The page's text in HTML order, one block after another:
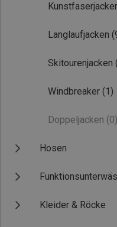
Langlaufjacken
Skitourenjacken
Windbreaker (1)
Doppeljacken (0)
Hosen
Kleider & Röcke